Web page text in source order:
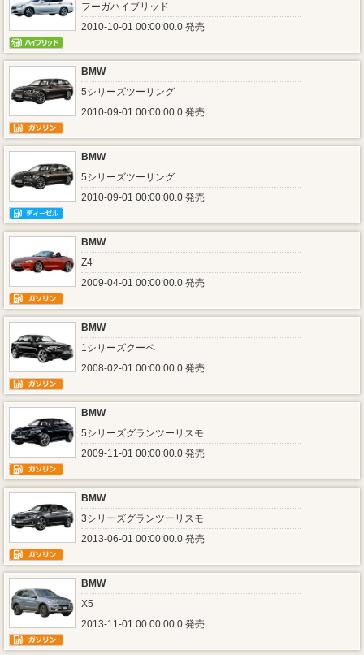
フーガハイブリッド
2010-10-01 00:00:00.0 発売
BMW
5シリーズツーリング
2010-09-01 00:00:00.0 発売
BMW
5シリーズツーリング
2010-09-01 00:00:00.0 発売
BMW
Z4
2009-04-01 00:00:00.0 発売
BMW
1シリーズクーペ
2008-02-01 00:00:00.0 発売
BMW
5シリーズグランツーリスモ
2009-11-01 00:00:00.0 発売
BMW
3シリーズグランツーリスモ
2013-06-01 00:00:00.0 発売
BMW
X5
2013-11-01 00:00:00.0 発売